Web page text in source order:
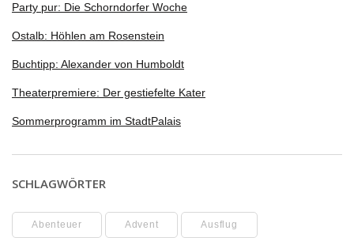
Party pur: Die Schorndorfer Woche
Ostalb: Höhlen am Rosenstein
Buchtipp: Alexander von Humboldt
Theaterpremiere: Der gestiefelte Kater
Sommerprogramm im StadtPalais
SCHLAGWÖRTER
Abenteuer Advent Ausflug